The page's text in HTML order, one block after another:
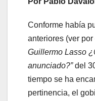
Conforme había
anteriores (ver
Guillermo Lasso
anunciado?”del
tiempo se ha
pertinencia, el